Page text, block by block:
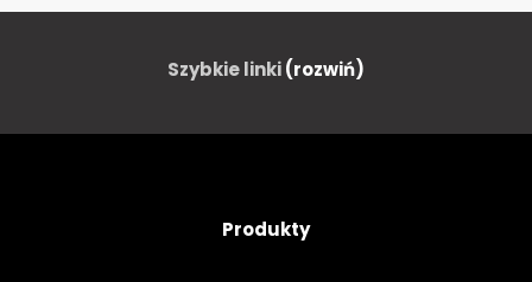
Szybkie linki(rozwiń)
Produkty